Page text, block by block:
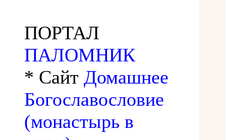
ПОРТАЛ
ПАЛОМНИК
* Сайт Домашнее
Богославословие
(монастырь в